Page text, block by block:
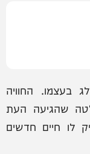
בעצמו. החוויה
שהגיעה העת
לו חיים חדשים